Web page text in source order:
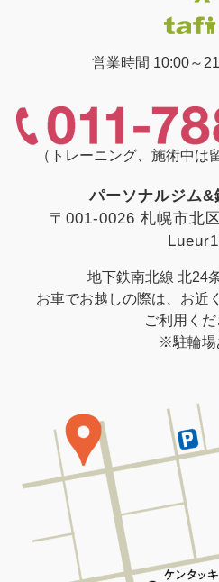
営業時間 10:00～
（トレーニング、施術中は
パーソナルジム
〒001-0026 札幌市北
地下鉄南北線 北24
お車でお越しの際は、お近
ご利用くだ
※駐輪場